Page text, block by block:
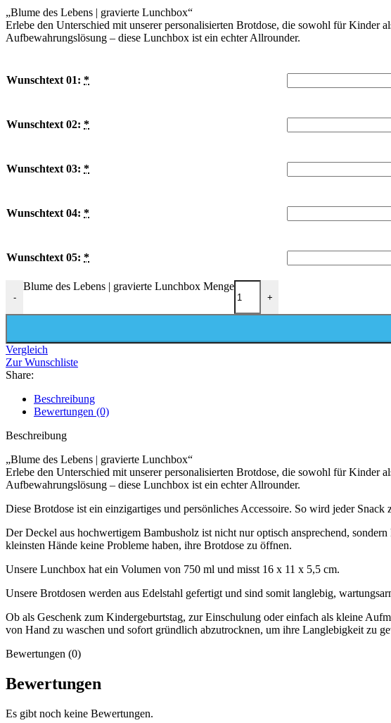
„Blume des Lebens | gravierte Lunchbox“
Erlebe den Unterschied mit unserer personalisierten Brotdose, die sowohl für Kinder
Aufbewahrungslösung – diese Lunchbox ist ein echter Allrounder.
Wunschtext 01: *
Wunschtext 02: *
Wunschtext 03: *
Wunschtext 04: *
Wunschtext 05: *
-
Blume des Lebens | gravierte Lunchbox Menge
+
Vergleich
Zur Wunschliste
Share:
Beschreibung
Bewertungen (0)
Beschreibung
„Blume des Lebens | gravierte Lunchbox“
Erlebe den Unterschied mit unserer personalisierten Brotdose, die sowohl für Kinder
Aufbewahrungslösung – diese Lunchbox ist ein echter Allrounder.
Diese Brotdose ist ein einzigartiges und persönliches Accessoire. So wird jeder
Der Deckel aus hochwertigem Bambusholz ist nicht nur optisch ansprechend,
kleinsten Hände keine Probleme haben, ihre Brotdose zu öffnen.
Unsere Lunchbox hat ein Volumen von 750 ml und misst 16 x 11 x 5,5 cm.
Unsere Brotdosen werden aus Edelstahl gefertigt und sind somit langlebig,
Ob als Geschenk zum Kindergeburtstag, zur Einschulung oder einfach als kleine
von Hand zu waschen und sofort gründlich abzutrocknen, um ihre Langlebigkeit zu
Bewertungen (0)
Bewertungen
Es gibt noch keine Bewertungen.